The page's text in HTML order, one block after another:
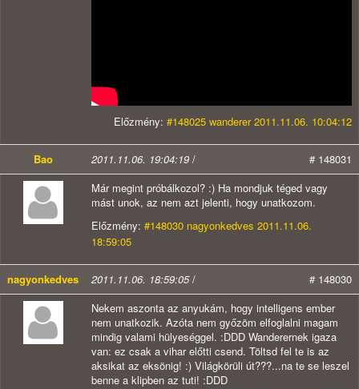
Előzmény: #148025 wanderer 2011.11.06. 10:04:12
Bao 2011.11.06. 19:04:19 /
# 148031
Már megint próbálkozol? :) Ha mondjuk téged vagy
mást unok, az nem azt jelenti, hogy unatkozom.
Előzmény: #148030 nagyonkedves 2011.11.06.
18:59:05
nagyonkedves 2011.11.06. 18:59:05/
# 148030
Nekem aszonta az anyukám, hogy intelligens ember
nem unatkozik. Azóta nem győzöm elfoglalni magam
mindig valami hülyeséggel. :DDD Wanderernek igaza
van: ez csak a vihar előtti csend. Töltsd fel te is az
aksikat az eksönig! :) Világkörüli út???...na te se leszel
benne a klipben az tuti! :DDD